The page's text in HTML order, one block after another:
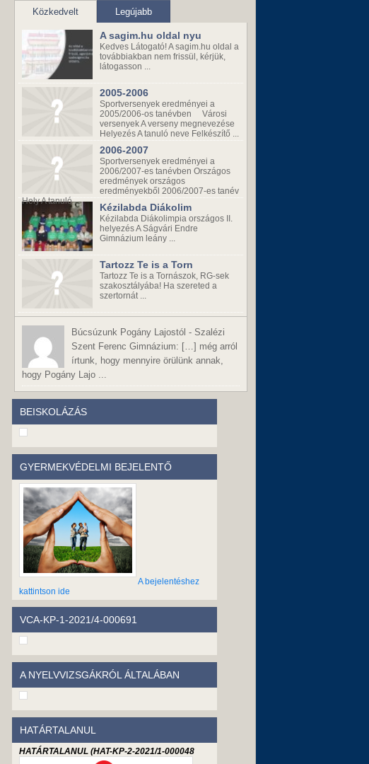
Közkedvelt Legújabb
A sagim.hu oldal nyu
Kedves Látogató! A sagim.hu oldal a
továbbiakban nem frissül, kérjük,
látogasson ...
2005-2006
Sportversenyek eredményei a
2005/2006-os tanévben Városi
versenyek A verseny megnevezése
Helyezés A tanuló neve Felkészítő ...
2006-2007
Sportversenyek eredményei a
2006/2007-es tanévben Országos
eredmények országos
eredményekből 2006/2007-es tanév
Hely A tanuló ...
Kézilabda Diákolim
Kézilabda Diákolimpia országos II.
helyezés A Ságvári Endre
Gimnázium leány ...
Tartozz Te is a Torn
Tartozz Te is a Tornászok, RG-sek
szakosztályába! Ha szereted a
szertornát ...
Búcsúzunk Pogány Lajostól - Szalézi
Szent Ferenc Gimnázium: […] még arról
írtunk, hogy mennyire örülünk annak,
hogy Pogány Lajo ...
BEISKOLÁZÁS
GYERMEKVÉDELMI BEJELENTŐ
A bejelentéshez
kattintson ide
VCA-KP-1-2021/4-000691
A NYELVVIZSGÁKRÓL ÁLTALÁBAN
HATÁRTALANUL
HATÁRTALANUL (HAT-KP-2-2021/1-000048